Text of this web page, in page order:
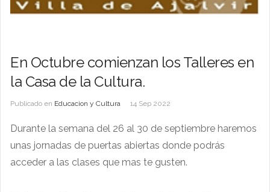
En Octubre comienzan los Talleres en
la Casa de la Cultura.
Publicado en Educacion y Cultura 14 Sep 2022
Durante la semana del 26 al 30 de septiembre haremos
unas jornadas de puertas abiertas donde podrás
acceder a las clases que mas te gusten.